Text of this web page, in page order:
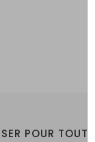
POUR TOUTES